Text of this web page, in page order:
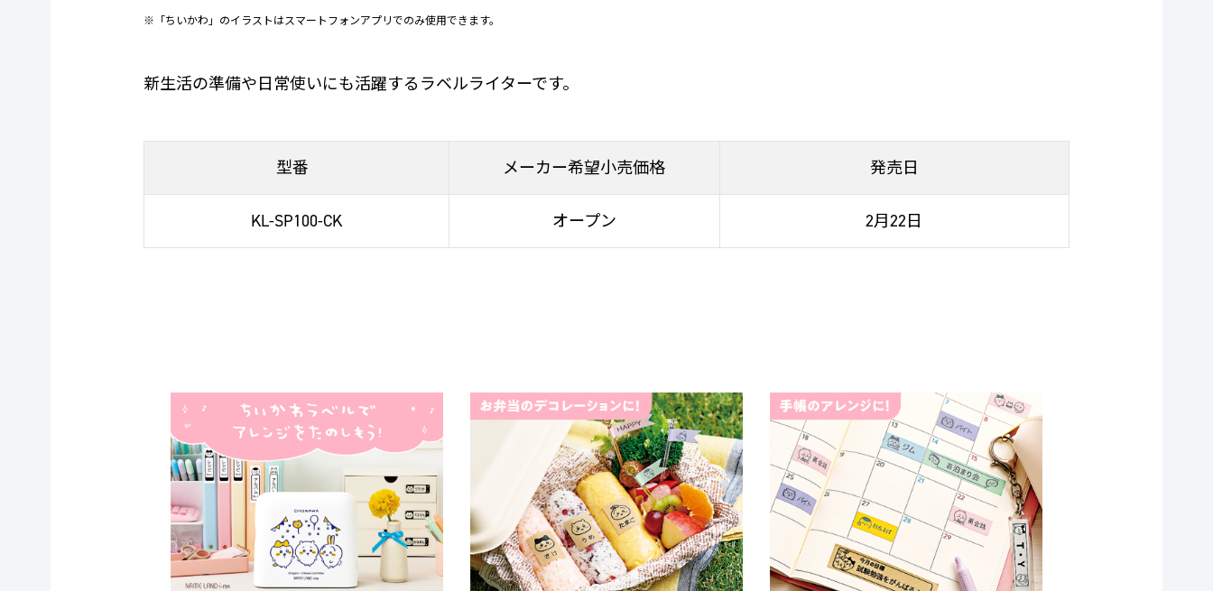
※「ちいかわ」のイラストはスマートフォンアプリでのみ使用できます。
新生活の準備や日常使いにも活躍するラベルライターです。
型番 メーカー希望小売価格 発売日
KL-SP100-CK オープン 2月22日